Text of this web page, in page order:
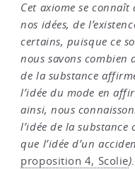
Cet axiome se
nos idées, de
certains, puisque ce
nous savons combien
de la substance
l’idée du mode en
ainsi, nous
l’idée de la
que l’idée d’un
proposition 4, Scolie).